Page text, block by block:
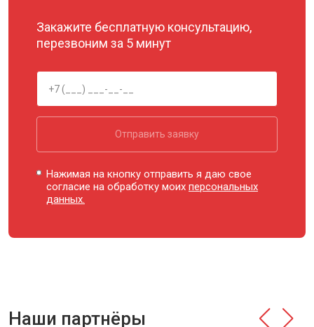
Закажите бесплатную консультацию,
перезвоним за 5 минут
Отправить заявку
Нажимая на кнопку отправить я даю свое
согласие на обработку моихперсональных
данных.
Наши партнёры